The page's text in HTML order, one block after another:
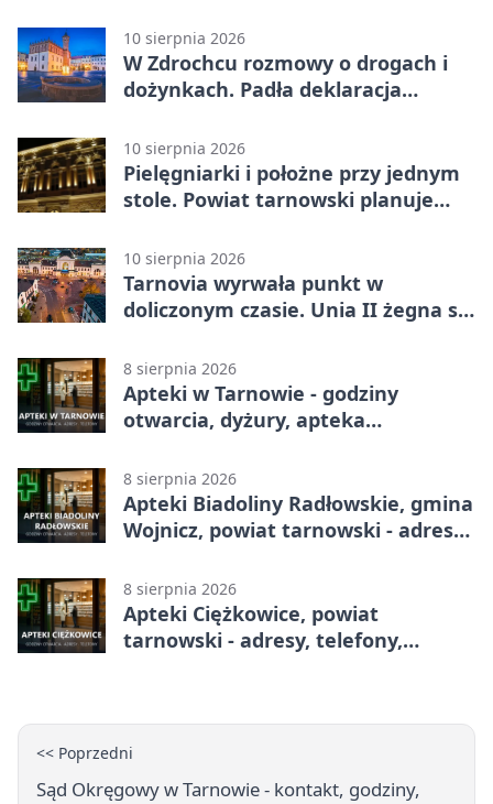
10 sierpnia 2026
W Zdrochcu rozmowy o drogach i
dożynkach. Padła deklaracja
10 sierpnia 2026
Pielęgniarki i położne przy jednym
stole. Powiat tarnowski planuje
10 sierpnia 2026
Tarnovia wyrwała punkt w
doliczonym czasie. Unia II żegna się
8 sierpnia 2026
Apteki w Tarnowie - godziny
otwarcia, dyżury, apteka
8 sierpnia 2026
Apteki Biadoliny Radłowskie, gmina
Wojnicz, powiat tarnowski - adresy,
8 sierpnia 2026
Apteki Ciężkowice, powiat
tarnowski - adresy, telefony,
<< Poprzedni
Sąd Okręgowy w Tarnowie - kontakt, godziny,